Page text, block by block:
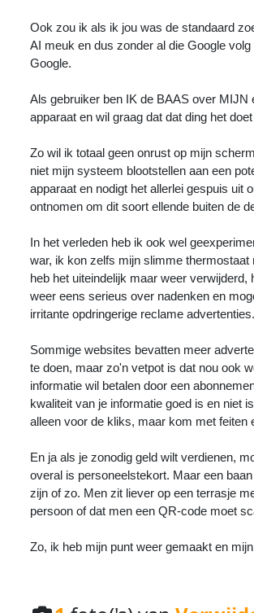
Ook zou ik als ik jou was de standaard
AI meuk en dus zonder al die Google
Google.
Als gebruiker ben IK de BAAS over MIJN
apparaat en wil graag dat dat ding het
Zo wil ik totaal geen onrust op mijn
niet mijn systeem blootstellen aan een
apparaat en nodigt het allerlei gespuis uit
ontnomen om dit soort ellende buiten de
In het verleden heb ik ook wel
war, ik kon zelfs mijn slimme
heb het uiteindelijk maar weer
weer eens serieus over nadenken en
irritante opdringerige reclame advertenties.
Sommige websites bevatten meer
te doen, maar zo'n vetpot is dat nou ook
informatie wil betalen door een
kwaliteit van je informatie goed is en niet
alleen voor de kliks, maar kom met feiten
En ja als je zonodig geld wilt verdienen,
overal is personeelstekort. Maar een
zijn of zo. Men zit liever op een terrasje
persoon of dat men een QR-code moet
Zo, ik heb mijn punt weer gemaakt en